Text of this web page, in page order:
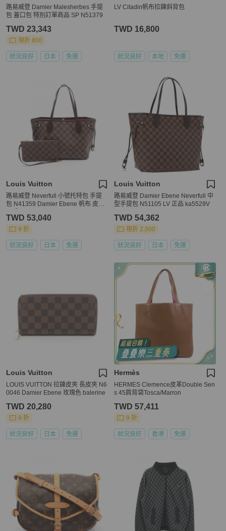
路易威登 Damier Malesherbes 手提
包 蓋口包 特別訂單商品 SP N51379
TWD 23,343
現折 800
狀況良好 日本 免運
LV Citadin帆布拉鍊斜背包
TWD 16,800
狀況良好 本地 免運
Louis Vuitton
路易威登 Neverfull 小號托特包 手提
包 N41359 Damier Ebene 帆布 皮革
TWD 53,040
9 折
狀況良好 日本 免運
Louis Vuitton
路易威登 Damier Ebene Neverfull 中
型手提包 N51105 LV 正品 ka5529V
TWD 54,362
現折 2,000
狀況良好 日本 免運
Louis Vuitton
LOUIS VUITTON 拉鍊皮夾 長皮夾 N6
0046 Damier Ebene 玫瑰色 balerine
TWD 20,280
9 折
狀況良好 日本 免運
Hermès
HERMES Clemence皮革Double Sen
s 45肩背袋Tosca/Marron
TWD 57,411
9 折
狀況良好 香港 免運